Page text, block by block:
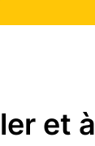
et à